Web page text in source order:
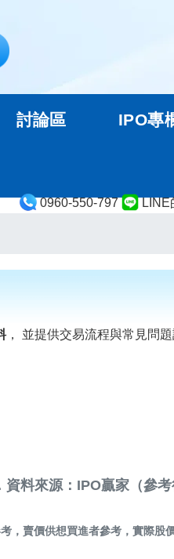
0960-550-797
LINE
討論區 IPO專
， 並提供交易流程與常見問
資料來源：IPO贏家（參
，賣價供想買進者參考，實際股